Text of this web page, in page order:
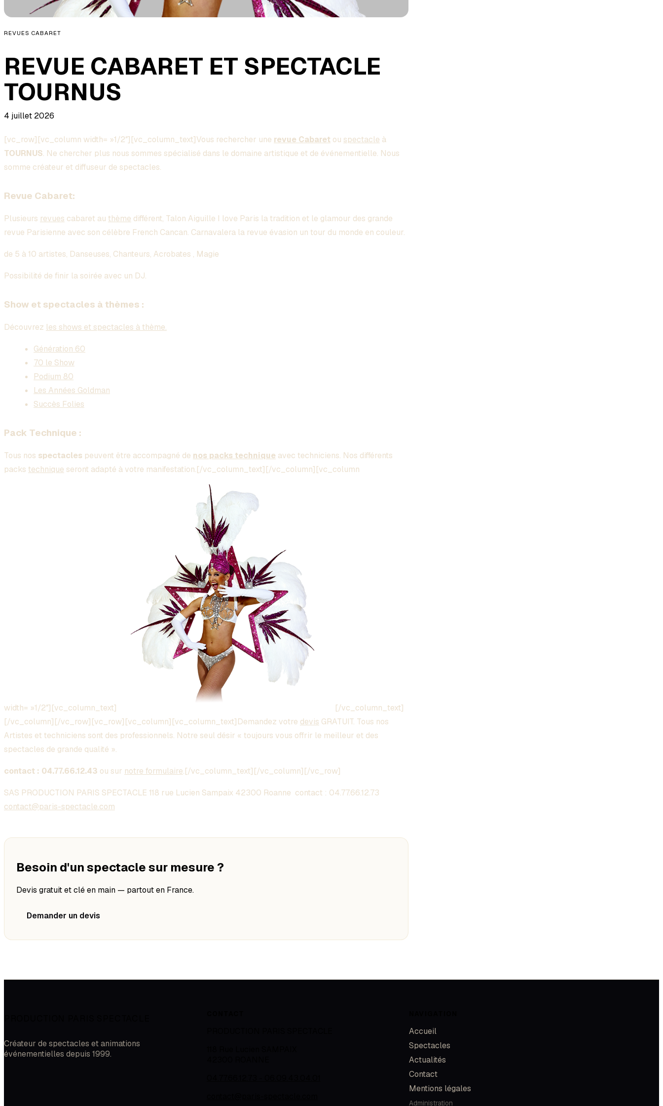
REVUES CABARET
REVUE CABARET ET SPECTACLE
TOURNUS
4 juillet 2026
[vc_row][vc_column width= »1/2″][vc_column_text]Vous rechercher une revue Cabaret ou spectacle à
TOURNUS. Ne chercher plus nous sommes spécialisé dans le domaine artistique et de événementielle. Nous
somme créateur et diffuseur de spectacles.
Revue Cabaret:
Plusieurs revues cabaret au thème différent, Talon Aiguille I love Paris la tradition et le glamour des grande
revue Parisienne avec son célèbre French Cancan. Carnavalera la revue évasion un tour du monde en couleur.
de 5 à 10 artistes, Danseuses, Chanteurs, Acrobates , Magie
Possibilité de finir la soirée avec un DJ.
Show et spectacles à thèmes :
Découvrez les shows et spectacles à thème.
Génération 60
70 le Show
Podium 80
Les Années Goldman
Succès Folies
Pack Technique :
Tous nos spectacles peuvent être accompagné de nos packs technique avec techniciens. Nos différents
packs technique seront adapté à votre manifestation.[/vc_column_text][/vc_column][vc_column
width= »1/2″][vc_column_text]
[/vc_column_text]
[/vc_column][/vc_row][vc_row][vc_column][vc_column_text]Demandez votre devis GRATUIT. Tous nos
Artistes et techniciens sont des professionnels. Notre seul désir « toujours vous offrir le meilleur et des
spectacles de grande qualité ».
contact : 04.77.66.12.43 ou sur notre formulaire.[/vc_column_text][/vc_column][/vc_row]
SAS PRODUCTION PARIS SPECTACLE 118 rue Lucien Sampaix 42300 Roanne contact : 04.77.66.12.73
contact@paris-spectacle.com
Besoin d'un spectacle sur mesure ?
Devis gratuit et clé en main — partout en France.
Demander un devis
Créateur de spectacles et animations
événementielles depuis 1999.
Accueil
Spectacles
Actualités
Contact
Mentions légales
Administration